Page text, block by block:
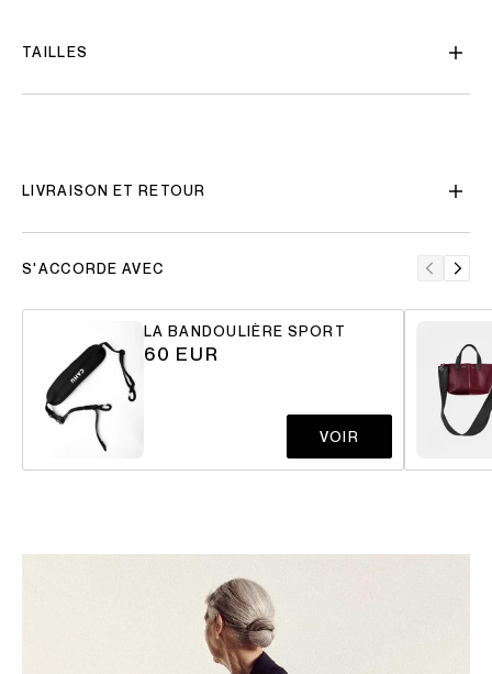
TAILLES
LIVRAISON ET RETOUR
S'ACCORDE AVEC
LA BANDOULIÈRE SPORT
60 EUR
VOIR